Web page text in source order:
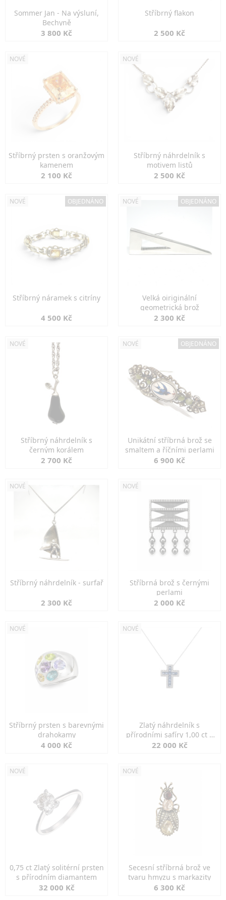
Sommer Jan - Na výsluní,
Bechyně
3 800 Kč
Stříbrný flakon
2 500 Kč
NOVÉ
Stříbrný prsten s oranžovým
kamenem
2 100 Kč
NOVÉ
Stříbrný náhrdelník s
motivem listů
2 500 Kč
NOVÉ OBJEDNÁNO
Stříbrný náramek s citríny
4 500 Kč
NOVÉ OBJEDNÁNO
Velká oiriginální
geometrická brož
2 300 Kč
NOVÉ
Stříbrný náhrdelník s
černým korálem
2 700 Kč
NOVÉ OBJEDNÁNO
Unikátní stříbrná brož se
smaltem a říčními perlami
6 900 Kč
NOVÉ
Stříbrný náhrdelník - surfař
2 300 Kč
NOVÉ
Stříbrná brož s černými
perlami
2 000 Kč
NOVÉ
Stříbrný prsten s barevnými
drahokamy
4 000 Kč
NOVÉ
Zlatý náhrdelník s
přírodními safíry 1,00 ct a
diamanty
22 000 Kč
NOVÉ
0,75 ct Zlatý solitérní prsten
s přírodním diamantem
32 000 Kč
NOVÉ
Secesní stříbrná brož ve
tvaru hmyzu s markazity
6 300 Kč